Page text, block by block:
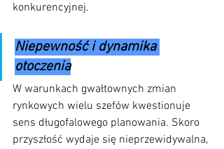
konkurencyjnej.
Niepewność i dynamika
otoczenia
W warunkach gwałtownych zmian
rynkowych wielu szefów kwestionuje
sens długofalowego planowania. Skoro
przyszłość wydaje się nieprzewidywalna,